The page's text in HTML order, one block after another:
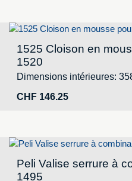
1525 Cloison en
1520
Dimensions intérieures:
CHF 146.25
Peli Valise serrure à
1495